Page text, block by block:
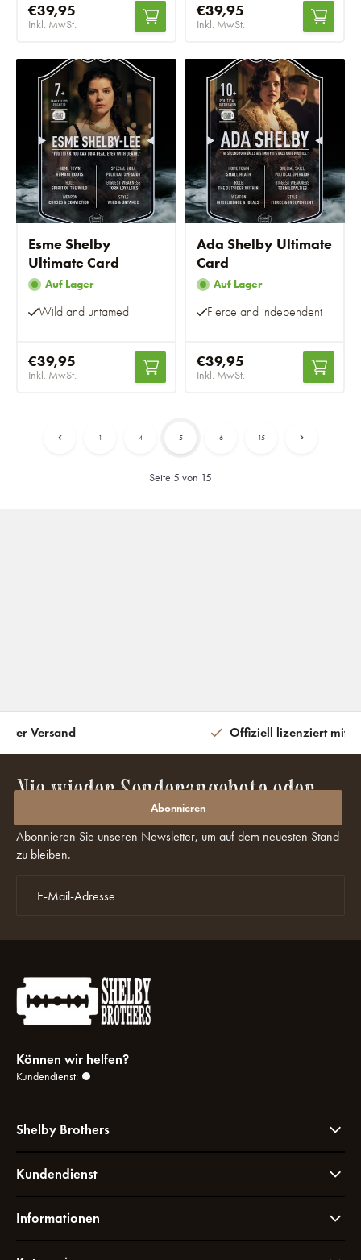
€39,95
Inkl. MwSt.
€39,95
Inkl. MwSt.
Esme Shelby
Ultimate Card
Auf Lager
Wild and untamed
€39,95
Inkl. MwSt.
Ada Shelby Ultimate
Card
Auf Lager
Fierce and independent
€39,95
Inkl. MwSt.
Seite 5 von 15
1 4 5 6 15
Versand Offiziell lizenziert mit
Nie wieder Sonderangebote oder
Rabatte verpassen?
Abonnieren Sie unseren Newsletter, um auf dem neuesten Stand
zu bleiben.
Abonnieren
Können wir helfen?
Kundendienst:
Shelby Brothers
Kundendienst
Informationen